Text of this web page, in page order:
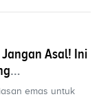
Asal! Ini
emas untuk